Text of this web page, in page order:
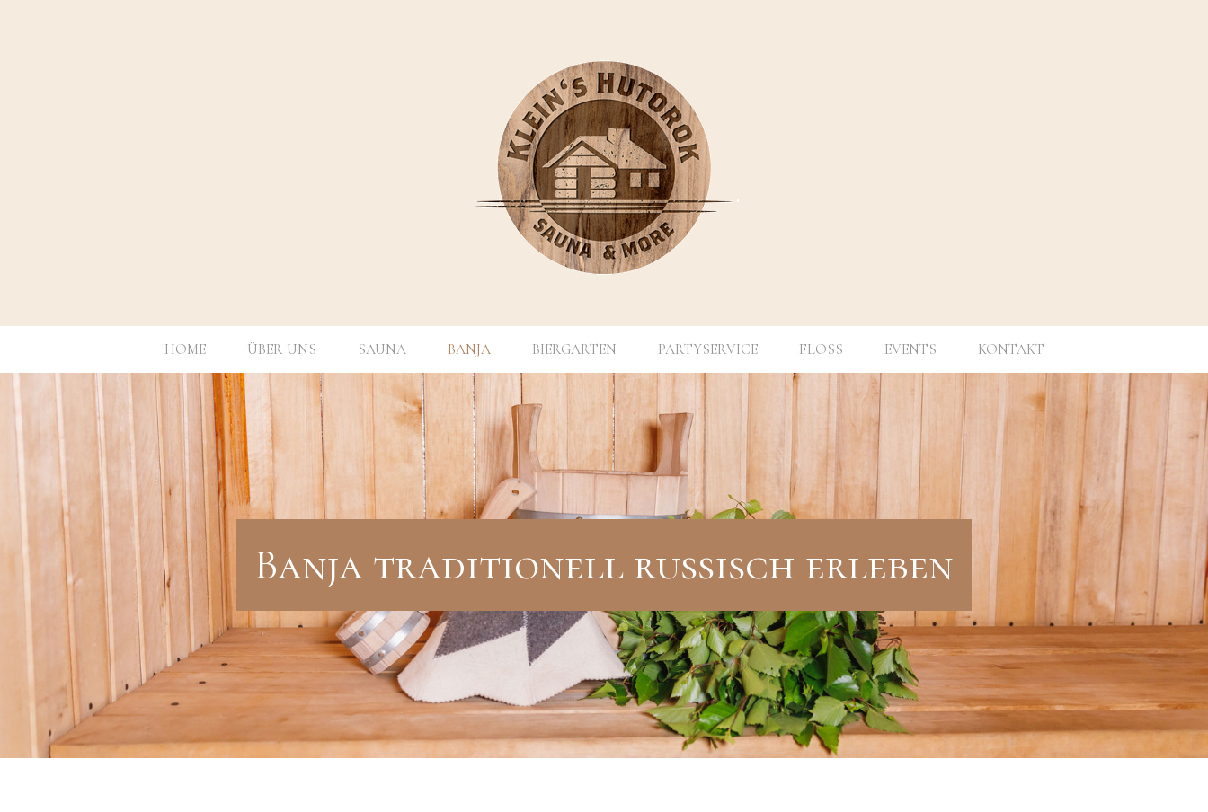
HOME ÜBER UNS SAUNA BANJA BIERGARTEN PARTYSERVICE FLOSS EVENTS KONTAKT
Banja traditionell russisch erleben